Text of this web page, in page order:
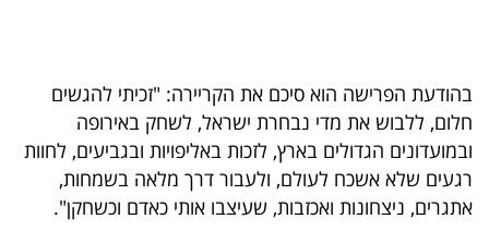
5
המילון
הכלכלי
בהודעת הפרישה הוא סיכם את הקריירה: "זכיתי להגשים
חלום, ללבוש את מדי נבחרת ישראל, לשחק באירופה
ובמועדונים הגדולים בארץ, לזכות באליפויות ובגביעים, לחוות
רגעים שלא אשכח לעולם, ולעבור דרך מלאה בשמחות,
אתגרים, ניצחונות ואכזבות, שעיצבו אותי כאדם וכשחקן".